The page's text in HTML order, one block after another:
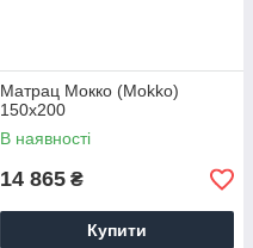
Матрац Мокко (Mokko)
150х200
В наявності
14 865 ₴
Купити